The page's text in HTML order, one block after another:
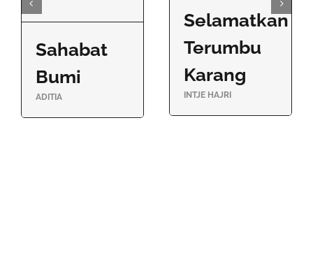
Sahabat
Bumi
ADITIA
Selamatkan
Terumbu
Karang
INTJE HAJRI